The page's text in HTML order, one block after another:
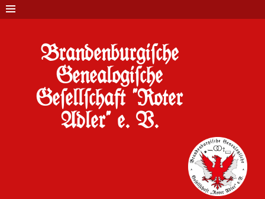
Brandenburgi#che
Genealogi#che
Ge#ell#chaft "Roter
Adler" e. V.